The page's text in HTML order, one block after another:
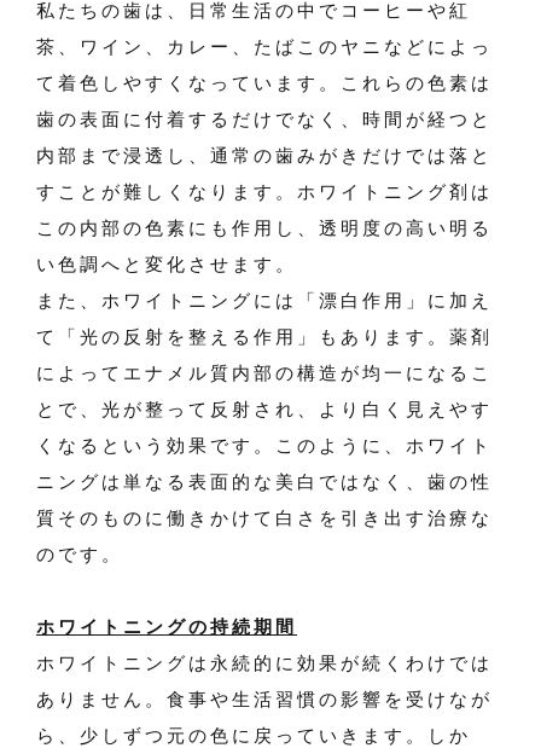
私たちの歯は、日常生活の中でコーヒーや紅
茶、ワイン、カレー、たばこのヤニなどによっ
て着色しやすくなっています。これらの色素は
歯の表面に付着するだけでなく、時間が経つと
内部まで浸透し、通常の歯みがきだけでは落と
すことが難しくなります。ホワイトニング剤は
この内部の色素にも作用し、透明度の高い明る
い色調へと変化させます。
また、ホワイトニングには「漂白作用」に加え
て「光の反射を整える作用」もあります。薬剤
によってエナメル質内部の構造が均一になるこ
とで、光が整って反射され、より白く見えやす
くなるという効果です。このように、ホワイト
ニングは単なる表面的な美白ではなく、歯の性
質そのものに働きかけて白さを引き出す治療な
のです。
ホワイトニングの持続期間
ホワイトニングは永続的に効果が続くわけでは
ありません。食事や生活習慣の影響を受けなが
ら、少しずつ元の色に戻っていきます。しか